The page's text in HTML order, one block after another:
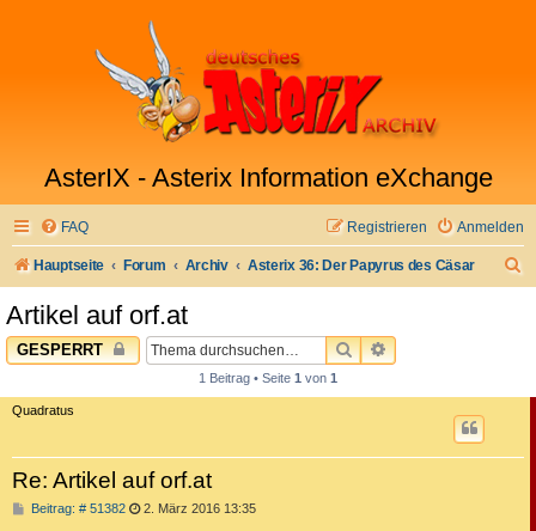
AsterIX - Asterix Information eXchange
FAQ Anmelden
Registrieren
Hauptseite Forum Archiv Asterix 36: Der Papyrus des Cäsar
Artikel auf orf.at
GESPERRT SUCHEERWEITERTE
1 Beitrag • Seite 1 von 1
Quadratus
Re: Artikel auf orf.at
Beitrag: # 51382B 2. März 2016 13:35